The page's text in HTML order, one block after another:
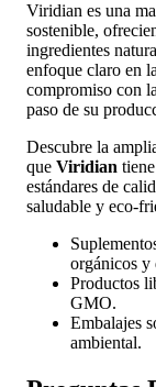
Viridian es una
sostenible,
ingredientes
enfoque claro en
compromiso con
paso de su
Descubre la
que Viridian
estándares de
saludable y eco-
orgánicos y
Productos
GMO.
Embalajes
ambiental.